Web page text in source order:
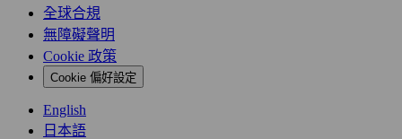
全球合規
無障礙聲明
Cookie 政策
Cookie 偏好設定
English
日本語